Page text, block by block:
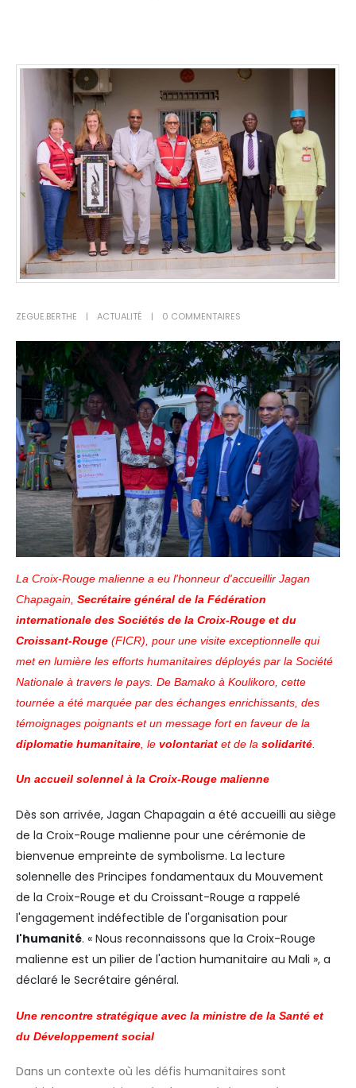
ZEGUE.BERTHE ACTUALITÉ 0 COMMENTAIRES
La Croix-Rouge malienne a eu l'honneur d'accueillir Jagan
Chapagain, Secrétaire général de la Fédération
internationale des Sociétés de la Croix-Rouge et du
Croissant-Rouge (FICR), pour une visite exceptionnelle qui
met en lumière les efforts humanitaires déployés par la Société
Nationale à travers le pays. De Bamako à Koulikoro, cette
tournée a été marquée par des échanges enrichissants, des
témoignages poignants et un message fort en faveur de la
diplomatie humanitaire , le volontariat et de la solidarité
Un accueil solennel à la Croix-Rouge malienne
Dès son arrivée, Jagan Chapagain a été accueilli au siège
de la Croix-Rouge malienne pour une cérémonie de
bienvenue empreinte de symbolisme. La lecture
solennelle des Principes fondamentaux du Mouvement
de la Croix-Rouge et du Croissant-Rouge a rappelé
l'engagement indéfectible de l'organisation pour
l'humanité. « Nous reconnaissons que la Croix-Rouge
malienne est un pilier de l'action humanitaire au Mali », a
déclaré le Secrétaire général.
Une rencontre stratégique avec la ministre de la Santé et
du Développement social
Dans un contexte où les défis humanitaires sont